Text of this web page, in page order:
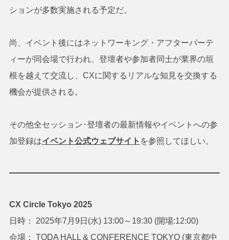
ションが多数実施される予定だ。
尚、イベント後にはネットワーキング・アフターパーテ
ィーが同会場で行われ、登壇者や参加者同士が業界の垣
根を越えて交流し、CXに関するリアルな知見を交換する
機会が提供される。
その他全セッション･登壇者の最新情報やイベントへの参
加登録はイベント公式ウェブサイト を参照してほしい。
CX Circle Tokyo 2025
日時： 2025年7月9日(水) 13:00～19:30 (開場:12:00)
会場： TODA HALL & CONFERENCE TOKYO (東京都中